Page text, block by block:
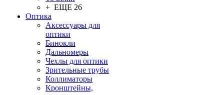
+ ЕЩЕ 26
Оптика
Аксессуары для
оптики
Бинокли
Дальномеры
Чехлы для оптики
Зрительные трубы
Коллиматоры
Кронштейны,